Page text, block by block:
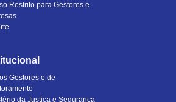
Restrito para Gestores e
Gestores e de
da Justiça e Segurança